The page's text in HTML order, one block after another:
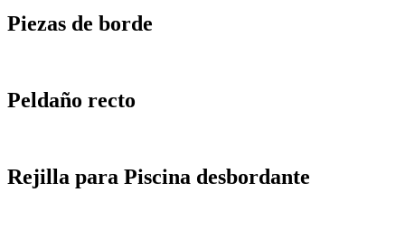
Piezas de borde
Peldaño recto
Rejilla para Piscina desbordante